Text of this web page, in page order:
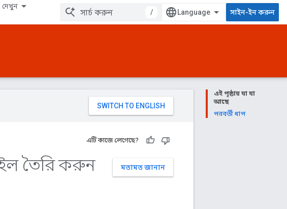
/ সাইন-ইন করুন
এই পৃষ্ঠায় যা যা
আছে
পরবর্তী ধাপ
এটি কাজে লেগেছে?
মতামত জানান
তৈরি করুন